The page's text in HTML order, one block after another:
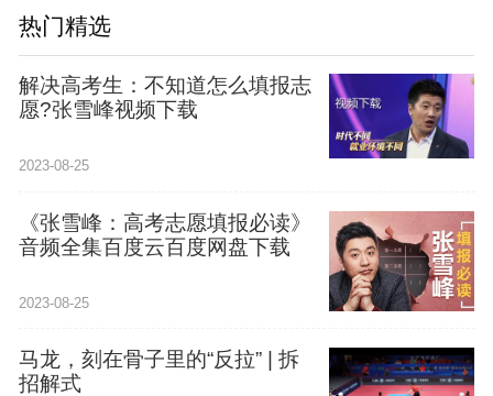
热门精选
解决高考生：不知道怎么填报志
愿?张雪峰视频下载
2023-08-25
《张雪峰：高考志愿填报必读》
音频全集百度云百度网盘下载
2023-08-25
马龙，刻在骨子里的“反拉” | 拆
招解式